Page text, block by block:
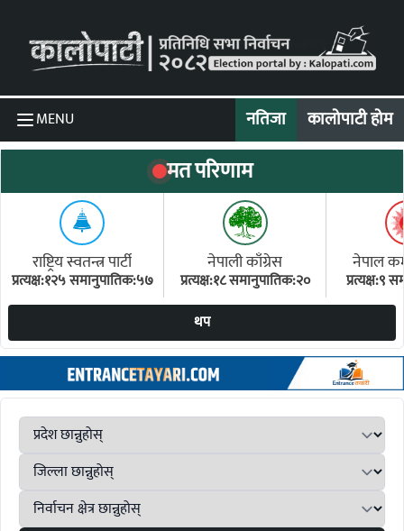
MENU नतिजा कालोपाटी होम
मत परिणाम
राष्ट्रिय स्वतन्त्र पार्टी
प्रत्यक्ष:१२५ समानुपातिक:५७
नेपाली काँग्रेस
प्रत्यक्ष:१८ समानुपातिक:२०
नेपाल
प्रत्यक्ष:९
थप